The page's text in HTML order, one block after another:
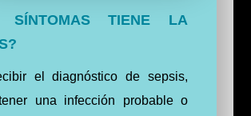
SÍNTOMAS TIENE LA
el diagnóstico de sepsis,
una infección probable o